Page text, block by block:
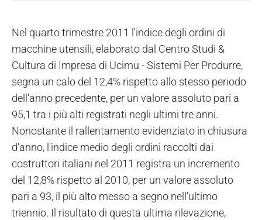
Nel quarto trimestre 2011 l'indice degli ordini di
macchine utensili, elaborato dal Centro Studi &
Cultura di Impresa di Ucimu - Sistemi Per Produrre,
segna un calo del 12,4% rispetto allo stesso periodo
dell'anno precedente, per un valore assoluto pari a
95,1 tra i più alti registrati negli ultimi tre anni.
Nonostante il rallentamento evidenziato in chiusura
d'anno, l'indice medio degli ordini raccolti dai
costruttori italiani nel 2011 registra un incremento
del 12,8% rispetto al 2010, per un valore assoluto
pari a 93, il più alto messo a segno nell'ultimo
triennio. Il risultato di questa ultima rilevazione,